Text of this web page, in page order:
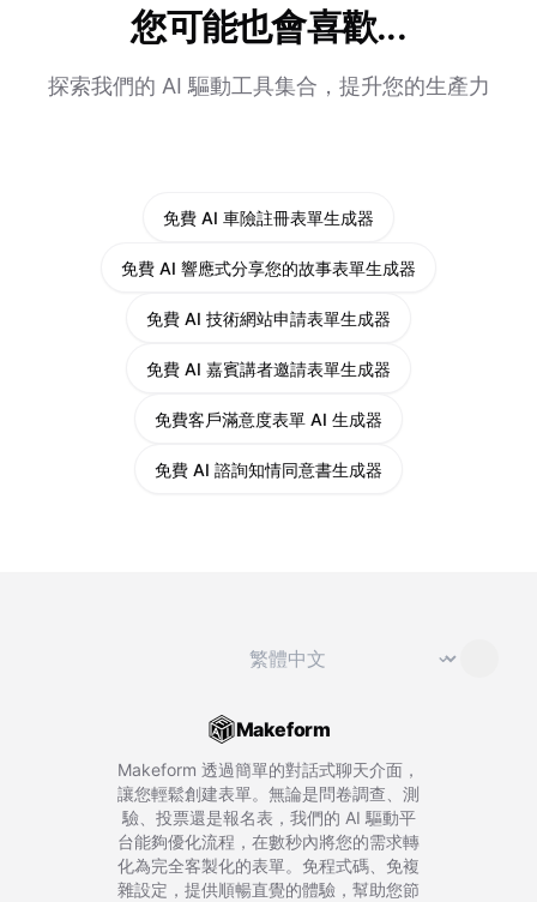
您可能也會喜歡...
探索我們的 AI 驅動工具集合，提升您的生產力
免費 AI 車險註冊表單生成器
免費 AI 響應式分享您的故事表單生成器
免費 AI 技術網站申請表單生成器
免費 AI 嘉賓講者邀請表單生成器
免費客戶滿意度表單 AI 生成器
免費 AI 諮詢知情同意書生成器
切換語言 ⌄
Makeform
Makeform 透過簡單的對話式聊天介面，
讓您輕鬆創建表單。無論是問卷調查、測
驗、投票還是報名表，我們的 AI 驅動平
台能夠優化流程，在數秒內將您的需求轉
化為完全客製化的表單。免程式碼、免複
雜設定，提供順暢直覺的體驗，幫助您節